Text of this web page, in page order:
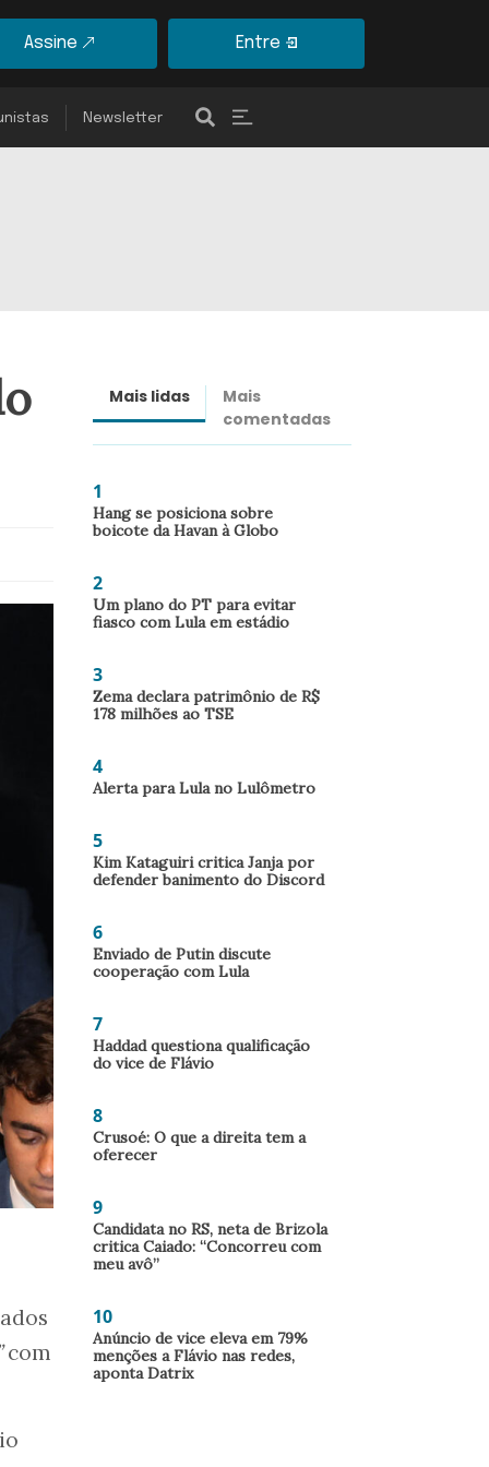
Assine Entre
Newsletter
com
Mais lidas
Mais
comentadas
1
Hang se posiciona sobre
boicote da Havan à Globo
2
Um plano do PT para evitar
fiasco com Lula em estádio
3
Zema declara patrimônio de R$
178 milhões ao TSE
4
Alerta para Lula no Lulômetro
5
Kim Kataguiri critica Janja por
defender banimento do Discord
6
Enviado de Putin discute
cooperação com Lula
7
Haddad questiona qualificação
do vice de Flávio
8
Crusoé: O que a direita tem a
oferecer
9
Candidata no RS, neta de Brizola
critica Caiado: “Concorreu com
meu avô”
10
Anúncio de vice eleva em 79%
menções a Flávio nas redes,
aponta Datrix